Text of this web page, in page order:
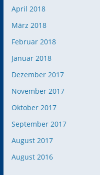
April 2018
März 2018
Februar 2018
Januar 2018
Dezember 2017
November 2017
Oktober 2017
September 2017
August 2017
August 2016